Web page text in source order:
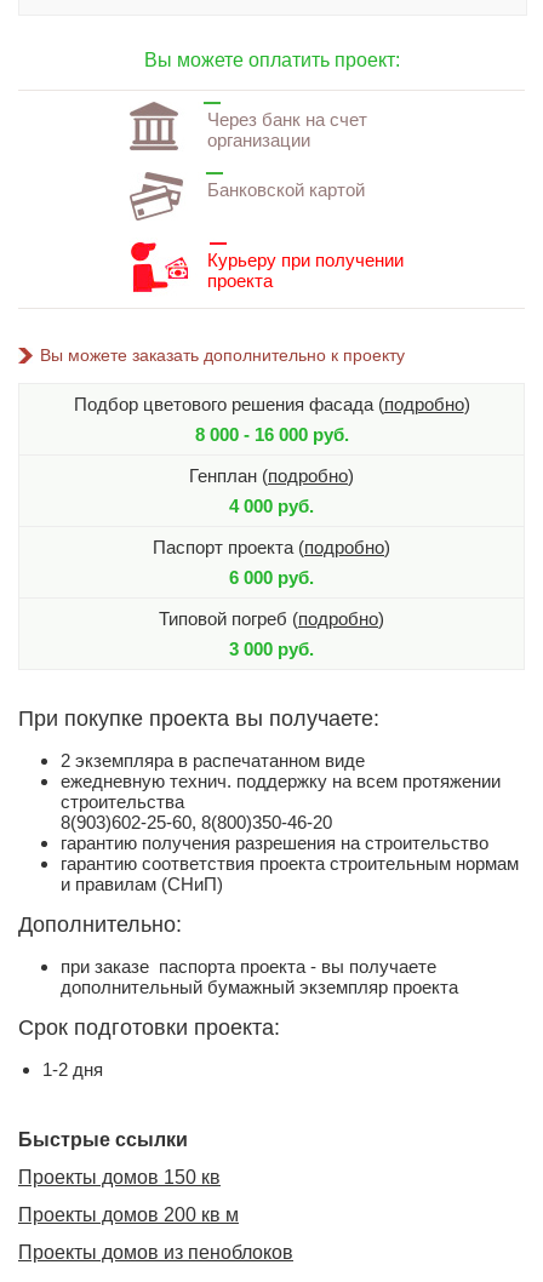
Вы можете оплатить проект:
Через банк на счет
организации
Банковской картой
Курьеру при получении
проекта
Вы можете заказать дополнительно к проекту
Подбор цветового решения фасада (подробно)
8 000 - 16 000 руб.
Генплан (подробно)
4 000 руб.
Паспорт проекта (подробно)
6 000 руб.
Типовой погреб (подробно)
3 000 руб.
При покупке проекта вы получаете:
2 экземпляра в распечатанном виде
ежедневную технич. поддержку на всем протяжении
строительства
8(903)602-25-60, 8(800)350-46-20
гарантию получения разрешения на строительство
гарантию соответствия проекта строительным нормам
и правилам (СНиП)
Дополнительно:
при заказе паспорта проекта - вы получаете
дополнительный бумажный экземпляр проекта
Срок подготовки проекта:
1-2 дня
Быстрые ссылки
Проекты домов 150 кв
Проекты домов 200 кв м
Проекты домов из пеноблоков